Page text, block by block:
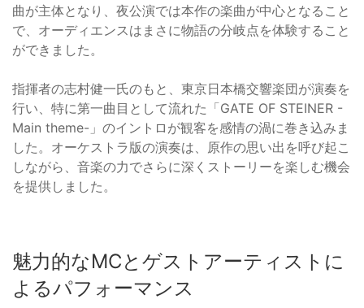
曲が主体となり、夜公演では本作の楽曲が中心となること
で、オーディエンスはまさに物語の分岐点を体験すること
ができました。
指揮者の志村健一氏のもと、東京日本橋交響楽団が演奏を
行い、特に第一曲目として流れた「GATE OF STEINER -
Main theme-」のイントロが観客を感情の渦に巻き込みま
した。オーケストラ版の演奏は、原作の思い出を呼び起こ
しながら、音楽の力でさらに深くストーリーを楽しむ機会
を提供しました。
魅力的なMCとゲストアーティストに
よるパフォーマンス